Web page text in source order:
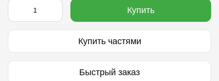
Купить
Купить частями
Быстрый заказ